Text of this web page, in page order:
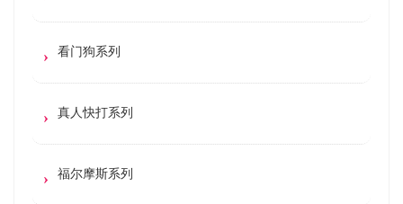
看门狗系列
真人快打系列
福尔摩斯系列